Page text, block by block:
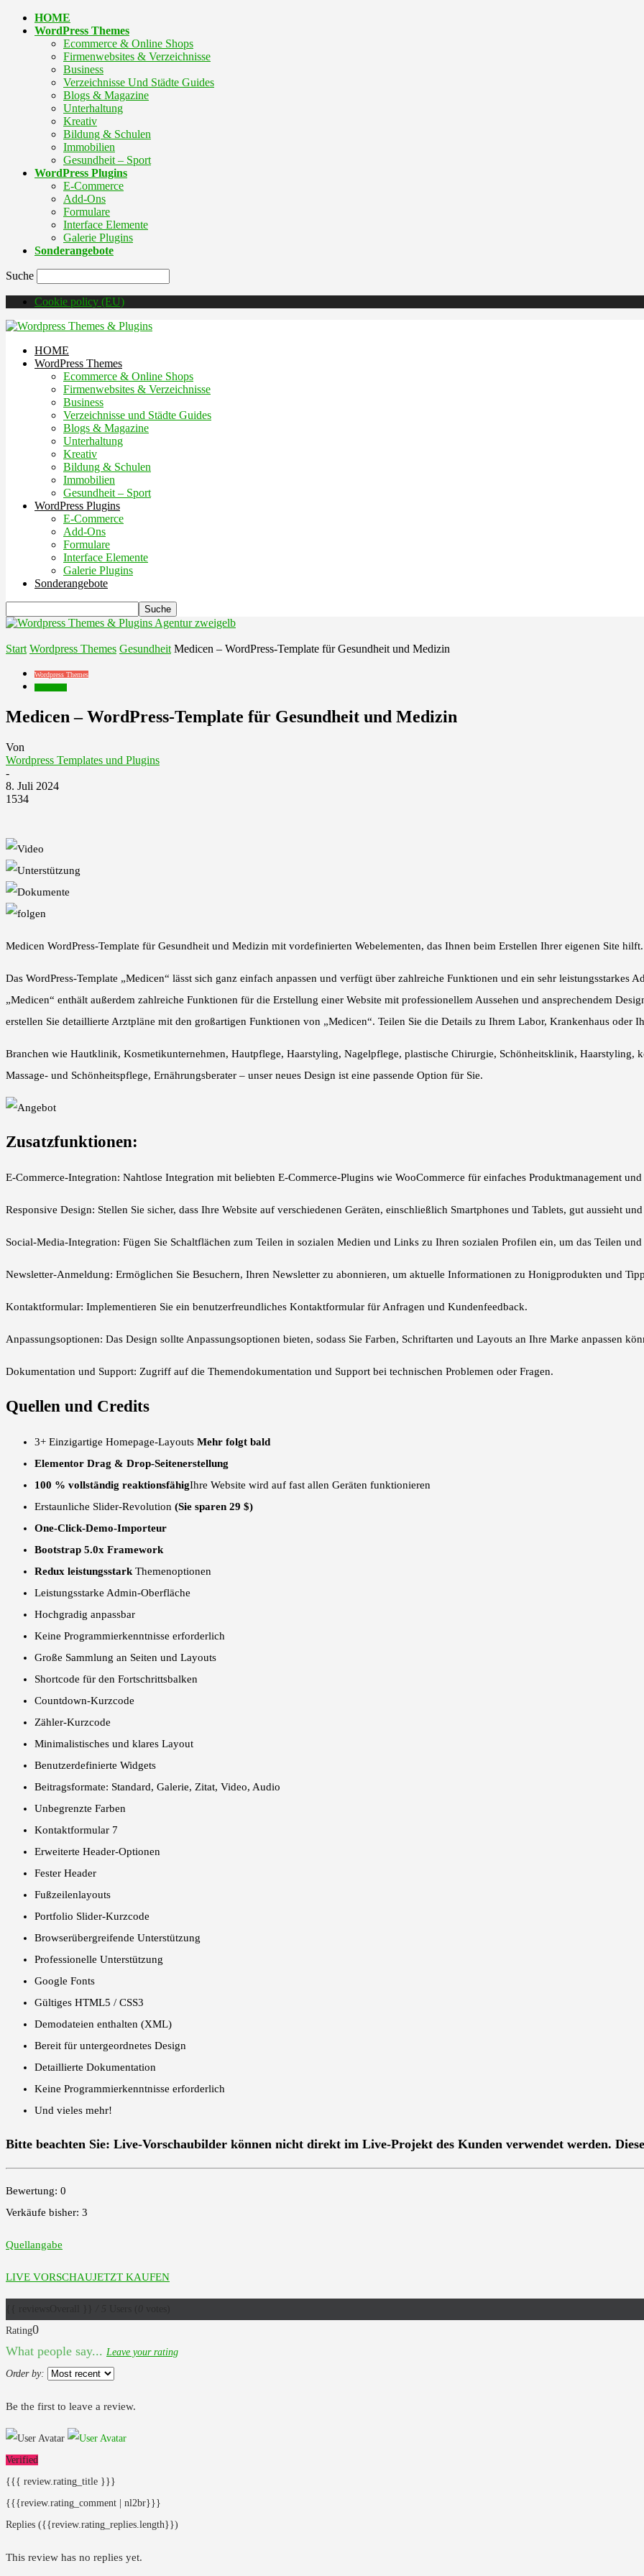
HOME
WordPress Themes
Ecommerce & Online Shops
Firmenwebsites & Verzeichnisse
Business
Verzeichnisse Und Städte Guides
Blogs & Magazine
Unterhaltung
Kreativ
Bildung & Schulen
Immobilien
Gesundheit – Sport
WordPress Plugins
E-Commerce
Add-Ons
Formulare
Interface Elemente
Galerie Plugins
Sonderangebote
Suche
Cookie policy (EU)
HOME
WordPress Themes
Ecommerce & Online Shops
Firmenwebsites & Verzeichnisse
Business
Verzeichnisse und Städte Guides
Blogs & Magazine
Unterhaltung
Kreativ
Bildung & Schulen
Immobilien
Gesundheit – Sport
WordPress Plugins
E-Commerce
Add-Ons
Formulare
Interface Elemente
Galerie Plugins
Sonderangebote
Agentur zweigelb
Start Wordpress Themes Gesundheit Medicen – WordPress-Template für Gesundheit und Medizin
Wordpress Themes
Medicen – WordPress-Template für Gesundheit und Medizin
Von
Wordpress Templates und Plugins
-
8. Juli 2024
1534
Medicen WordPress-Template für Gesundheit und Medizin mit vordefinierten Webelementen, das Ihnen beim Erstellen Ihrer eigenen Site hilft.
Das WordPress-Template „Medicen“ lässt sich ganz einfach anpassen und verfügt über zahlreiche Funktionen und ein sehr leistungsstarkes
„Medicen“ enthält außerdem zahlreiche Funktionen für die Erstellung einer Website mit professionellem Aussehen und ansprechendem
erstellen Sie detaillierte Arztpläne mit den großartigen Funktionen von „Medicen“. Teilen Sie die Details zu Ihrem Labor, Krankenhaus oder
Branchen wie Hautklinik, Kosmetikunternehmen, Hautpflege, Haarstyling, Nagelpflege, plastische Chirurgie, Schönheitsklinik, Haarstyling,
Massage- und Schönheitspflege, Ernährungsberater – unser neues Design ist eine passende Option für Sie.
Zusatzfunktionen:
E-Commerce-Integration: Nahtlose Integration mit beliebten E-Commerce-Plugins wie WooCommerce für einfaches Produktmanagement
Responsive Design: Stellen Sie sicher, dass Ihre Website auf verschiedenen Geräten, einschließlich Smartphones und Tablets, gut aussieht
Social-Media-Integration: Fügen Sie Schaltflächen zum Teilen in sozialen Medien und Links zu Ihren sozialen Profilen ein, um das Teilen
Newsletter-Anmeldung: Ermöglichen Sie Besuchern, Ihren Newsletter zu abonnieren, um aktuelle Informationen zu Honigprodukten und
Kontaktformular: Implementieren Sie ein benutzerfreundliches Kontaktformular für Anfragen und Kundenfeedback.
Anpassungsoptionen: Das Design sollte Anpassungsoptionen bieten, sodass Sie Farben, Schriftarten und Layouts an Ihre Marke anpassen
Dokumentation und Support: Zugriff auf die Themendokumentation und Support bei technischen Problemen oder Fragen.
Quellen und Credits
3+ Einzigartige Homepage-Layouts Mehr folgt bald
Elementor Drag & Drop-Seitenerstellung
100 % vollständig reaktionsfähigIhre Website wird auf fast allen Geräten funktionieren
Erstaunliche Slider-Revolution (Sie sparen 29 $)
One-Click-Demo-Importeur
Bootstrap 5.0x Framework
Redux leistungsstark Themenoptionen
Leistungsstarke Admin-Oberfläche
Hochgradig anpassbar
Keine Programmierkenntnisse erforderlich
Große Sammlung an Seiten und Layouts
Shortcode für den Fortschrittsbalken
Countdown-Kurzcode
Zähler-Kurzcode
Minimalistisches und klares Layout
Benutzerdefinierte Widgets
Beitragsformate: Standard, Galerie, Zitat, Video, Audio
Unbegrenzte Farben
Kontaktformular 7
Erweiterte Header-Optionen
Fester Header
Fußzeilenlayouts
Portfolio Slider-Kurzcode
Browserübergreifende Unterstützung
Professionelle Unterstützung
Google Fonts
Gültiges HTML5 / CSS3
Demodateien enthalten (XML)
Bereit für untergeordnetes Design
Detaillierte Dokumentation
Keine Programmierkenntnisse erforderlich
Und vieles mehr!
Bitte beachten Sie: Live-Vorschaubilder können nicht direkt im Live-Projekt des Kunden verwendet werden.
Bewertung: 0
Verkäufe bisher: 3
Quellangabe
LIVE VORSCHAUJETZT KAUFEN
Rating0
What people say... Leave your rating
Order by:
Be the first to leave a review.
Verified
{{{ review.rating_title }}}
{{{review.rating_comment | nl2br}}}
Replies ({{review.rating_replies.length}})
This review has no replies yet.